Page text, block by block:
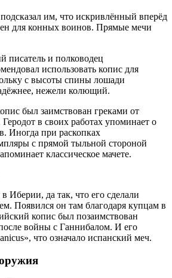
им, что искривлённый вперёд
для конных воинов. Прямые мечи
писатель и полководец
использовать копис для
с высоты спины лошади
нежели колющий.
был заимствован греками от
в своих работах упоминает о
Иногда при раскопках
с прямой тыльной стороной
классическое мачете.
Иберии, да так, что его сделали
Появился он там благодаря купцам в
копис был позаимствован
войны с Ганнибалом. И его
что означало испанский меч.